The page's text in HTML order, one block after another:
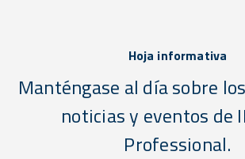
Hoja informativa
Manténgase al día sobre
noticias y eventos de
Professional.